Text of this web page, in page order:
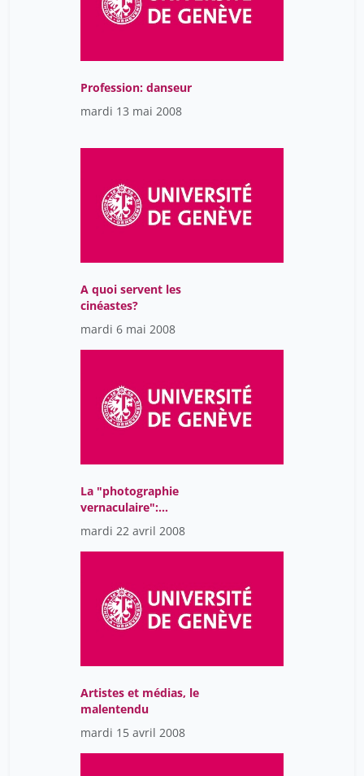
Profession: danseur
mardi 13 mai 2008
A quoi servent les
cinéastes?
mardi 6 mai 2008
La "photographie
vernaculaire":
caractéristiques et
enjeux d’un label-
trublion
mardi 22 avril 2008
Artistes et médias, le
malentendu
mardi 15 avril 2008